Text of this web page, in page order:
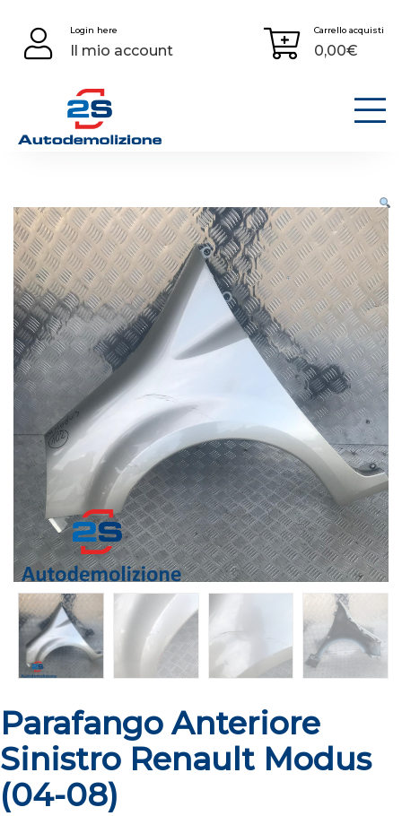
content
Login here
Il mio account
Carrello acquisti
0,00€
Parafango Anteriore
Sinistro Renault Modus
(04-08)